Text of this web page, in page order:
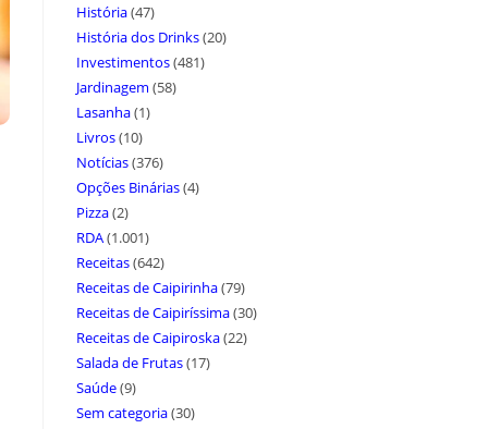
História(47)
História dos Drinks(20)
Investimentos(481)
Jardinagem (58)
Lasanha(1)
Livros(10)
Notícias(376)
Opções Binárias(4)
Pizza(2)
RDA(1.001)
Receitas(642)
Receitas de Caipirinha(79)
Receitas de Caipiríssima(30)
Receitas de Caipiroska(22)
Salada de Frutas(17)
Saúde(9)
Sem categoria(30)